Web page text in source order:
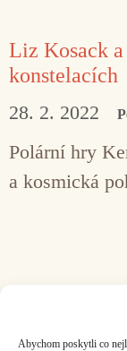
Abychom poskytli co
Liz Kosack
konstelacích
28. 2. 2022
Polární hry
a kosmická